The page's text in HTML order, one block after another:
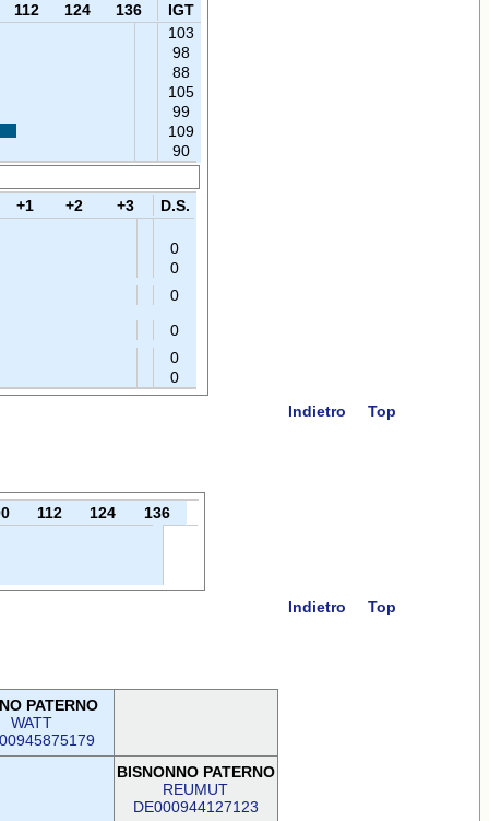
112 124 136
IGT
103
98
88
105
99
109
90
+1 +2 +3 D.S.
0
0
0
0
0
0
Indietro
Top
112 124 136
Indietro Top
PATERNO
WATT
BISNONNO PATERNO
REUMUT
DE000944127123